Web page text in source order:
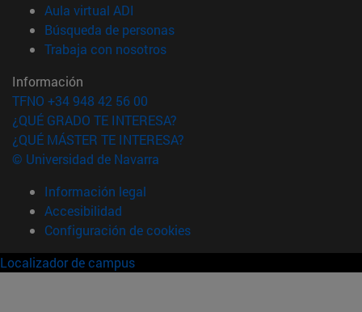
Aula virtual ADI
Búsqueda de personas(abre en nueva ventana)
Trabaja con nosotros(abre en nueva ventana)
Información
TFNO +34 948 42 56 00
¿QUÉ GRADO TE INTERESA?
¿QUÉ MÁSTER TE INTERESA?
© Universidad de Navarra
Información legal
Accesibilidad
Configuración de cookies
Localizador de campus